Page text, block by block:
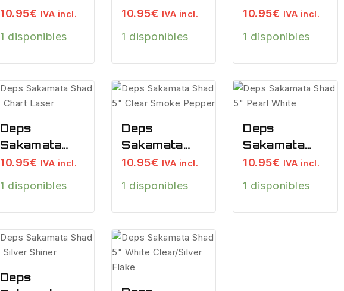
Shad 4″ Ayu
10.95€ IVA incl.
1 disponibles
Shad 4″
10.95€ IVA incl.
1 disponibles
Shad 4″
Pepper
10.95€ IVA incl.
1 disponibles
Deps
Sakamata
Shad 5″
10.95€ IVA incl.
1 disponibles
Deps
Sakamata
Shad 5″
Pepper
10.95€ IVA incl.
1 disponibles
Deps
Sakamata
Shad 5″
10.95€ IVA incl.
1 disponibles
Deps